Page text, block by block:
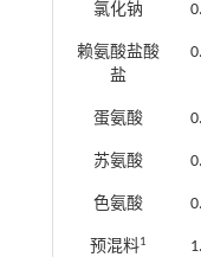
氯化钠
赖氨酸盐酸
盐
蛋氨酸
苏氨酸
色氨酸
预混料1